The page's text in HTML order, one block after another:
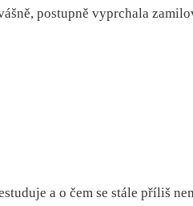
postupně vyprchala
a o čem se stále příliš